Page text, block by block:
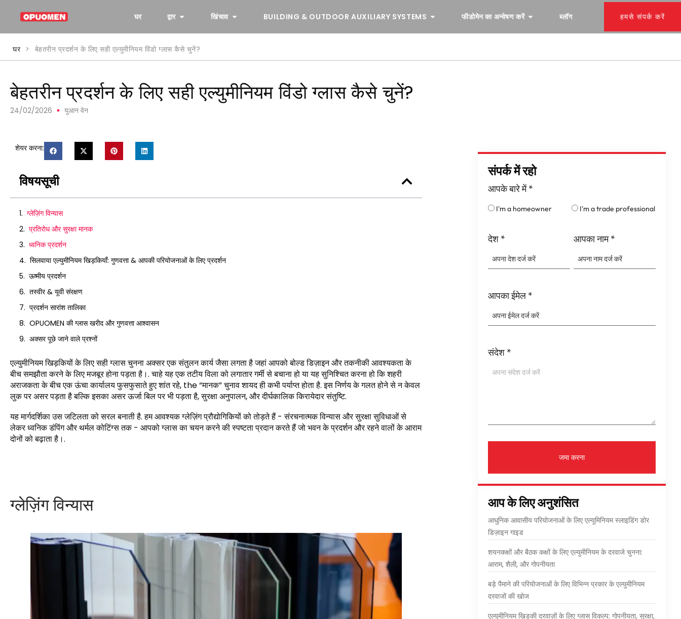
घर द्वार खिंचाव BUILDING & OUTDOOR AUXILIARY SYSTEMS फीडोमेन का अन्वेषण करें ब्लॉग हमसे संपर्क करें
घर > बेहतरीन प्रदर्शन के लिए सही एल्युमीनियम विंडो ग्लास कैसे चुनें?
बेहतरीन प्रदर्शन के लिए सही एल्युमीनियम विंडो ग्लास कैसे चुनें?
24/02/2026 युआन वेन
शेयर करना:
विषयसूची
ग्लेज़िंग विन्यास
प्रतिरोध और सुरक्षा मानक
ध्वनिक प्रदर्शन
सिलवाया एल्युमीनियम खिड़कियाँ: गुणवत्ता & आपकी परियोजनाओं के लिए प्रदर्शन
ऊष्मीय प्रदर्शन
तस्वीर & यूवी संरक्षण
प्रदर्शन सारांश तालिका
OPUOMEN की ग्लास खरीद और गुणवत्ता आश्वासन
अक्सर पूछे जाने वाले प्रश्नों
एल्युमीनियम खिड़कियों के लिए सही ग्लास चुनना अक्सर एक संतुलन कार्य जैसा लगता है जहां आपको बोल्ड डिज़ाइन और तकनीकी आवश्यकता के
बीच समझौता करने के लिए मजबूर होना पड़ता है।. चाहे यह एक तटीय विला को लगातार गर्मी से बचाना हो या यह सुनिश्चित करना हो कि शहरी
अराजकता के बीच एक ऊंचा कार्यालय फुसफुसाते हुए शांत रहे, the“मानक” चुनाव शायद ही कभी पर्याप्त होता है. इस निर्णय के गलत होने से न केवल
लुक पर असर पड़ता है बल्कि इसका असर ऊर्जा बिल पर भी पड़ता है, सुरक्षा अनुपालन, और दीर्घकालिक किरायेदार संतुष्टि.
यह मार्गदर्शिका उस जटिलता को सरल बनाती है. हम आवश्यक ग्लेज़िंग प्रौद्योगिकियों को तोड़ते हैं - संरचनात्मक विन्यास और सुरक्षा सुविधाओं से
लेकर ध्वनिक डंपिंग और थर्मल कोटिंग्स तक - आपको ग्लास का चयन करने की स्पष्टता प्रदान करते हैं जो भवन के प्रदर्शन और रहने वालों के आराम
दोनों को बढ़ाता है।.
ग्लेज़िंग विन्यास
संपर्क में रहो
आपके बारे में *
I'm a homeowner I'm a trade professional
देश * आपका नाम *
आपका ईमेल *
संदेश *
जमा करना
आप के लिए अनुशंसित
आधुनिक आवासीय परियोजनाओं के लिए एल्यूमिनियम स्लाइडिंग डोर
डिज़ाइन गाइड
शयनकक्षों और बैठक कक्षों के लिए एल्युमीनियम के दरवाजे चुनना:
आराम, शैली, और गोपनीयता
बड़े पैमाने की परियोजनाओं के लिए विभिन्न प्रकार के एल्युमीनियम
दरवाजों की खोज
एल्युमीनियम ख़िड़की दरवाज़ों के लिए ग्लास विकल्प: गोपनीयता, सुरक्षा,